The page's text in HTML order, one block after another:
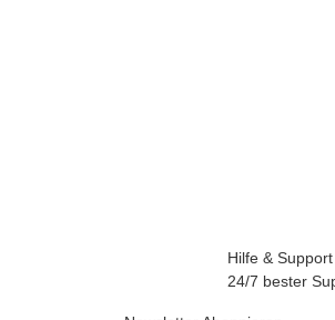
Hilfe & Support
24/7 bester